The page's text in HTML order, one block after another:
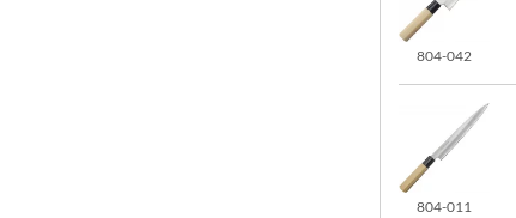
804-042
804-011